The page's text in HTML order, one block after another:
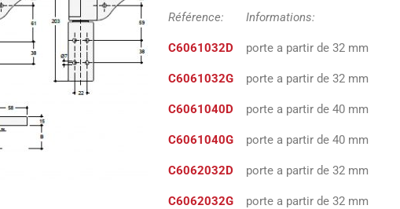
Référence: Informations:
C6061032D porte a partir de 32 mm
C6061032G porte a partir de 32 mm
C6061040D porte a partir de 40 mm
C6061040G porte a partir de 40 mm
C6062032D porte a partir de 32 mm
C6062032G porte a partir de 32 mm